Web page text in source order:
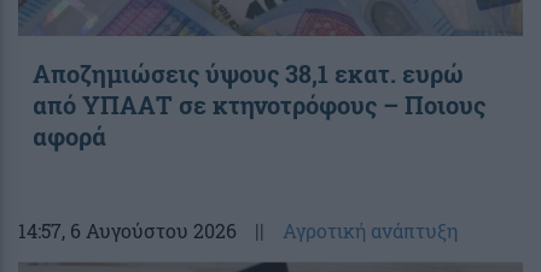
Αποζημιώσεις ύψους 38,1 εκατ. ευρώ
από ΥΠΑΑΤ σε κτηνοτρόφους – Ποιους
αφορά
14:57, 6 Αυγούστου 2026 || Αγροτική ανάπτυξη